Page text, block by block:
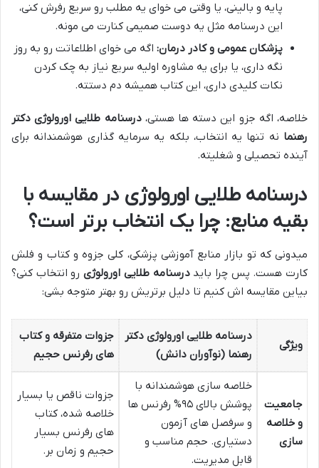
پایه و بالینی، یا وقتی می خوای یه مطلب رو سریع رفرش کنی،
این درسنامه مثل یه دوست صمیمی کنارت می مونه.
پزشکان عمومی و کادر درمان: اگه می خوای اطلاعاتت رو به روز
نگه داری، یا برای یه مشاوره اولیه سریع نیاز به چک کردن
نکات کلیدی داری، این کتاب همیشه دم دستته.
خلاصه، اگه جزو این دسته ها هستی،درسنامه طلایی اورولوژی دکتر
رهنما نه تنها یه انتخاب، بلکه یه سرمایه گذاری هوشمندانه برای
آینده تحصیلی و شغلیته.
درسنامه طلایی اورولوژی در مقایسه با
بقیه منابع: چرا یک انتخاب برتر است؟
میدونی که تو بازار منابع آموزشی پزشکی، کلی جزوه و کتاب و فلش
کارت هست. پس چرا بایددرسنامه طلایی اورولوژیرو انتخاب کنی؟
بیاین مقایسه اش کنیم تا دلیل برتریش رو بهتر متوجه بشی:
ویژگی
درسنامه طلایی اورولوژی دکتر
رهنما (نوآوران دانش)
جزوات متفرقه و کتاب
های رفرنس حجیم
جامعیت
و خلاصه
سازی
خلاصه سازی هوشمندانه با
پوشش بالای ۹۵% رفرنس ها
و سرفصل های آزمون
دستیاری. حجم مناسب و
قابل مدیریت.
جزوات ناقص یا بسیار
خلاصه شده، کتاب
های رفرنس بسیار
حجیم و زمان بر.